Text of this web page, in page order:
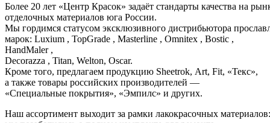
Более 20 лет «Центр Красок» задаёт стандарты качества на
отделочных материалов юга России.
Мы гордимся статусом эксклюзивного дистрибьютора
марок: Luxium , TopGrade , Masterline , Omnitex , Bostic ,
HandMaler ,
Decorazza , Titan, Welton, Oscar.
Кроме того, предлагаем продукцию Sheetrok, Art, Fit, «Текс»,
а также товары российских производителей —
«Специальные покрытия», «Эмпилс» и других.
Наш ассортимент выходит за рамки лакокрасочных